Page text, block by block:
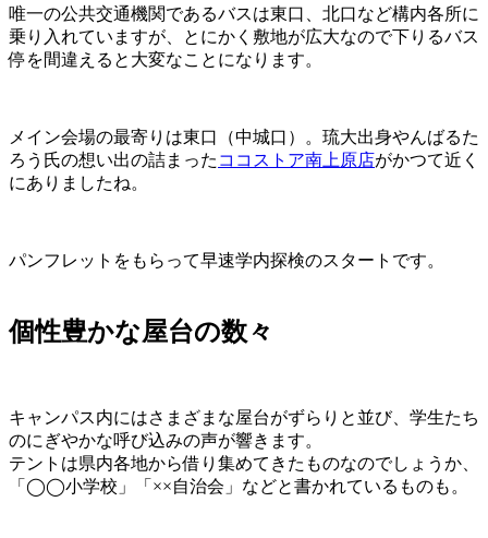
唯一の公共交通機関であるバスは東口、北口など構内各所に
乗り入れていますが、とにかく敷地が広大なので下りるバス
停を間違えると大変なことになります。
メイン会場の最寄りは東口（中城口）。琉大出身やんばるた
ろう氏の想い出の詰まった ココストア南上原店がかつて近く
にありましたね。
パンフレットをもらって早速学内探検のスタートです。
個性豊かな屋台の数々
キャンパス内にはさまざまな屋台がずらりと並び、学生たち
のにぎやかな呼び込みの声が響きます。
テントは県内各地から借り集めてきたものなのでしょうか、
「◯◯小学校」「××自治会」などと書かれているものも。